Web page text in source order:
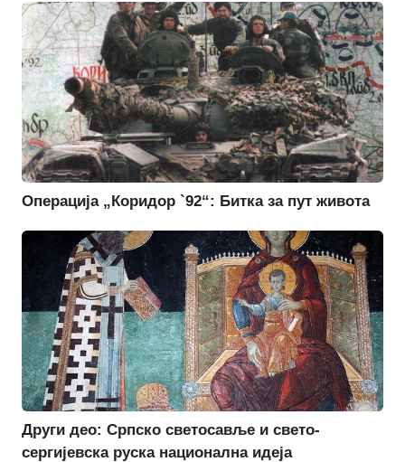
Операција „Коридор `92“: Битка за пут живота
Други део: Српско светосавље и свето-
сергијевска руска национална идеја